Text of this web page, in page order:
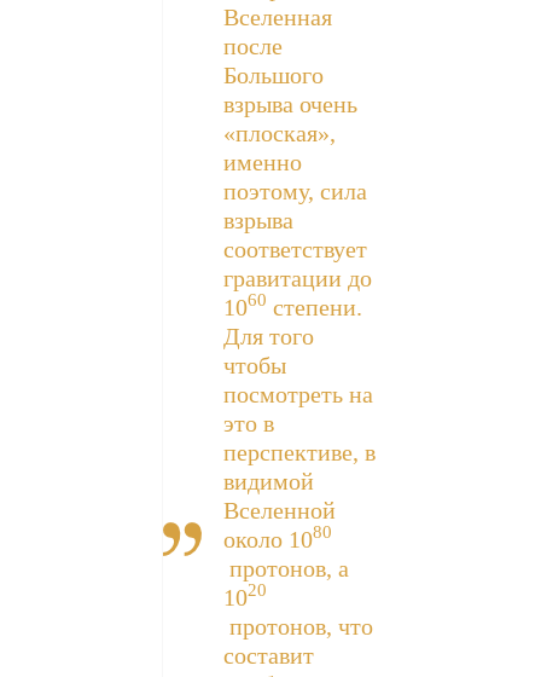
Вселенная
после
Большого
взрыва очень
«плоская»,
именно
поэтому, сила
взрыва
соответствует
гравитации до
1060 степени.
Для того
чтобы
посмотреть на
это в
перспективе, в
видимой
Вселенной
около 1080
протонов, а
1020
протонов, что
составит